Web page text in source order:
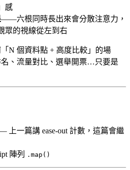
感
——六根同時長出來會分散注意力，
眾的視線從左到右
N 個資料點 + 高度比較」的場
、流量對比、選舉開票…只要是
上一篇講 ease-out 計數，這篇會繼
陣列
.map()